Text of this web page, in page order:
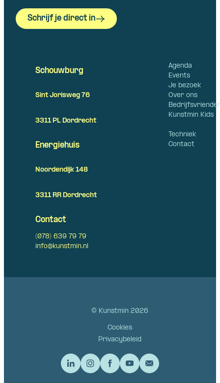
Schrijf je direct in
Agenda
Events
Je bezoek
Over ons
Kunstmin Kids
Techniek
Contact
Schouwburg
Sint Jorisweg 76
3311 PL Dordrecht
Energiehuis
Noordendijk 148
3311 RR Dordrecht
Contact
(078) 639 79 79
info@kunstmin.nl
© Kunstmin 2026
Cookies
Privacybeleid